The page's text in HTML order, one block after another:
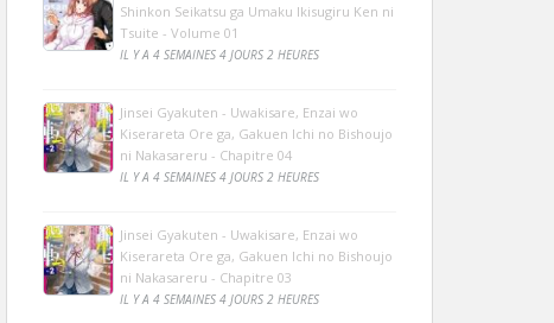
Shinkon Seikatsu ga Umaku Ikisugiru Ken ni
Tsuite - Volume 01
IL Y A 4 SEMAINES 4 JOURS 2 HEURES
Jinsei Gyakuten - Uwakisare, Enzai wo
Kiserareta Ore ga, Gakuen Ichi no Bishoujo
ni Nakasareru - Chapitre 04
IL Y A 4 SEMAINES 4 JOURS 2 HEURES
Jinsei Gyakuten - Uwakisare, Enzai wo
Kiserareta Ore ga, Gakuen Ichi no Bishoujo
ni Nakasareru - Chapitre 03
IL Y A 4 SEMAINES 4 JOURS 2 HEURES